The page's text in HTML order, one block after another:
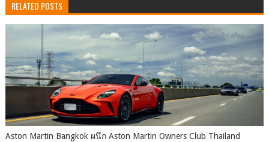
RELATED POSTS
Aston Martin Bangkok ผนึก Aston Martin Owners Club Thailand